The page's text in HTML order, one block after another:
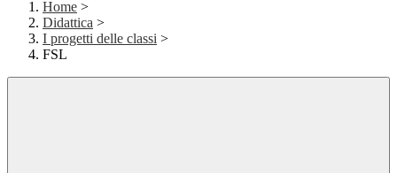
Home >
Didattica >
I progetti delle classi >
FSL